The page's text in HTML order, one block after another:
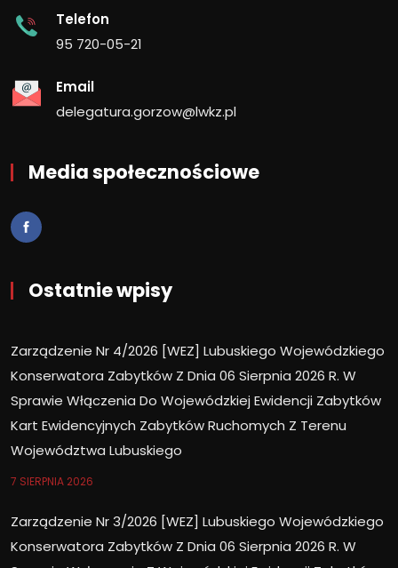
Telefon
95 720-05-21
Email
delegatura.gorzow@lwkz.pl
Media społecznościowe
Ostatnie wpisy
Zarządzenie Nr 4/2026 [WEZ] Lubuskiego Wojewódzkiego
Konserwatora Zabytków Z Dnia 06 Sierpnia 2026 R. W
Sprawie Włączenia Do Wojewódzkiej Ewidencji Zabytków
Kart Ewidencyjnych Zabytków Ruchomych Z Terenu
Województwa Lubuskiego
7 SIERPNIA 2026
Zarządzenie Nr 3/2026 [WEZ] Lubuskiego Wojewódzkiego
Konserwatora Zabytków Z Dnia 06 Sierpnia 2026 R. W